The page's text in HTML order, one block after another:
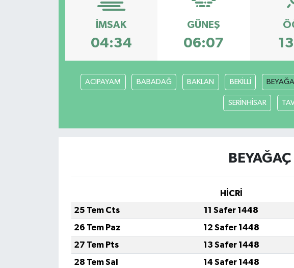
İMSAK
04:34
GÜNEŞ
06:07
ACIPAYAM BABADAĞ BAKLAN BEKİLLİ
SERİNHİSAR
HİCRİ
25 Tem Cts
11 Safer 1448
26 Tem Paz
12 Safer 1448
27 Tem Pts
13 Safer 1448
28 Tem Sal
14 Safer 1448